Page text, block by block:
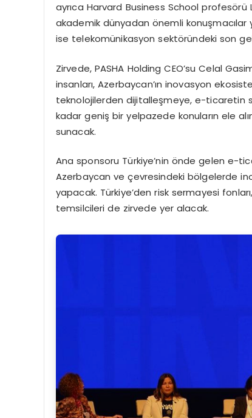
ayrıca Harvard Business School
akademik dünyadan önemli
ise telekomünikasyon sektöründeki son
Zirvede, PASHA Holding CEO’su Celal
insanları, Azerbaycan’ın inovasyon
teknolojilerden dijitalleşmeye, e-ticaretin
kadar geniş bir yelpazede konuların ele
sunacak.
Ana sponsoru Türkiye’nin önde gelen e-
Azerbaycan ve çevresindeki bölgelerde
yapacak. Türkiye’den risk sermayesi
temsilcileri de zirvede yer alacak.